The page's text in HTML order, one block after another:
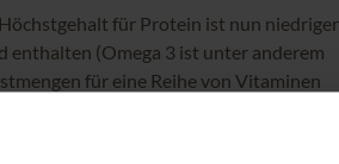
für Protein ist nun niedriger
enthalten (Omega 3 ist unter anderem
für eine Reihe von Vitaminen